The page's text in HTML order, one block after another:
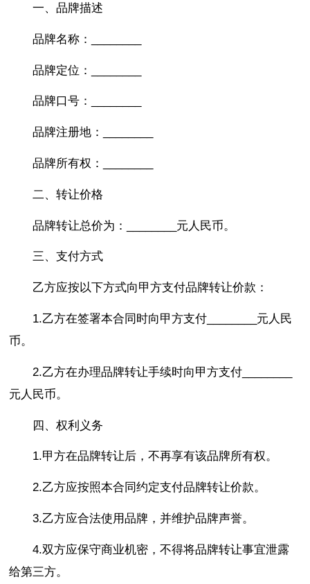
一、品牌描述
品牌名称：________
品牌定位：________
品牌口号：________
品牌注册地：________
品牌所有权：________
二、转让价格
品牌转让总价为：________元人民币。
三、支付方式
乙方应按以下方式向甲方支付品牌转让价款：
1.乙方在签署本合同时向甲方支付________元人民
币。
2.乙方在办理品牌转让手续时向甲方支付________
元人民币。
四、权利义务
1.甲方在品牌转让后，不再享有该品牌所有权。
2.乙方应按照本合同约定支付品牌转让价款。
3.乙方应合法使用品牌，并维护品牌声誉。
4.双方应保守商业机密，不得将品牌转让事宜泄露
给第三方。